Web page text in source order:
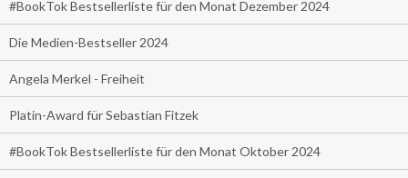
#BookTok Bestsellerliste für den Monat Dezember 2024
Die Medien-Bestseller 2024
Angela Merkel - Freiheit
Platin-Award für Sebastian Fitzek
#BookTok Bestsellerliste für den Monat Oktober 2024